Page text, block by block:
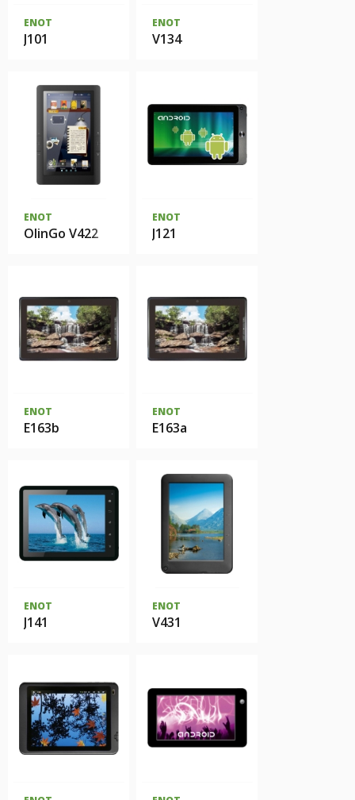
ENOT
J101
ENOT
V134
ENOT
OlinGo V422
ENOT
J121
ENOT
E163b
ENOT
E163a
ENOT
J141
ENOT
V431